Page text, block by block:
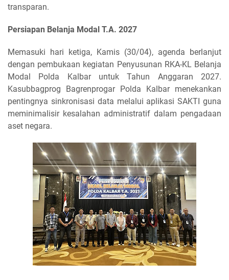
transparan.
Persiapan Belanja Modal T.A. 2027
Memasuki hari ketiga, Kamis (30/04), agenda berlanjut
dengan pembukaan kegiatan Penyusunan RKA-KL Belanja
Modal Polda Kalbar untuk Tahun Anggaran 2027.
Kasubbagprog Bagrenprogar Polda Kalbar menekankan
pentingnya sinkronisasi data melalui aplikasi SAKTI guna
meminimalisir kesalahan administratif dalam pengadaan
aset negara.